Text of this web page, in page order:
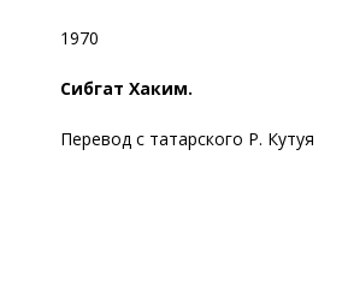
1970
Сибгат Хаким.
Перевод с татарского Р. Кутуя